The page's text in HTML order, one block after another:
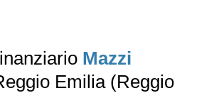
Mazzi
Emilia (Reggio